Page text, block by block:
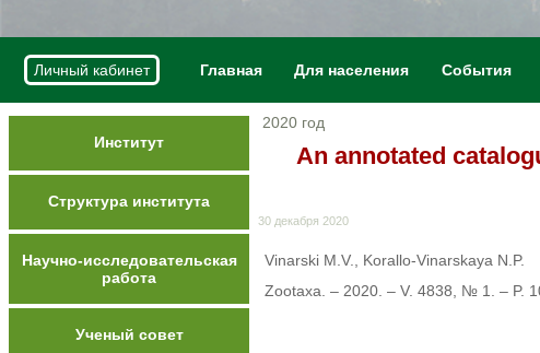
Личный кабинет Главная Для населения События
Институт
Структура института
Научно-исследовательская
работа
Ученый совет
2020 год
An annotated
30 декабря 2020
Vinarski M.V., Korallo-Vinarskaya N.P.
Zootaxa. – 2020. – V. 4838, № 1. – P.